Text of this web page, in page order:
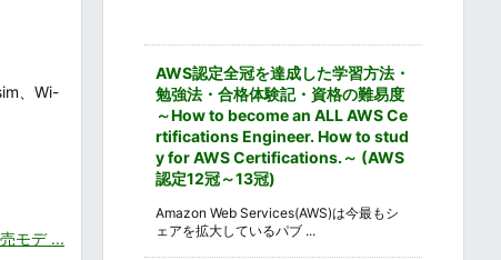
、Wi-
モデ ...
AWS認定全冠を達成した学習方法・
勉強法・合格体験記・資格の難易度
～How to become an ALL AWS Ce
rtifications Engineer. How to stud
y for AWS Certifications.～ (AWS
認定12冠～13冠)
Amazon Web Services(AWS)は今最もシ
ェアを拡大しているパブ ...